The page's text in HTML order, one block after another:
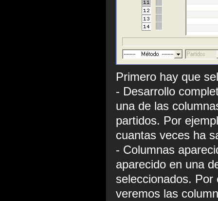
Primero hay que
- Desarrollo
una de las
partidos. Por
cuantas veces ha
- Columnas
aparecido en una
seleccionados.
veremos las